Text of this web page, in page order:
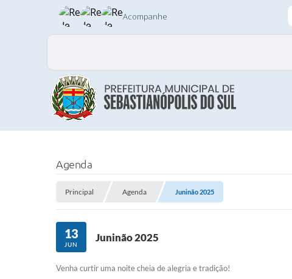
Acompanhe
Agenda
Principal Agenda Juninão 2025
13
JUN
Juninão 2025
Venha curtir uma noite cheia de alegria e tradição!